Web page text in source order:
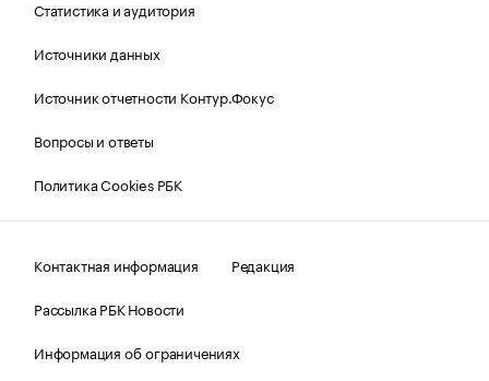
Статистика и аудитория
Источники данных
Источник отчетности Контур.Фокус
Вопросы и ответы
Политика Cookies РБК
Контактная информация
Редакция
Рассылка РБК Новости
Информация об ограничениях